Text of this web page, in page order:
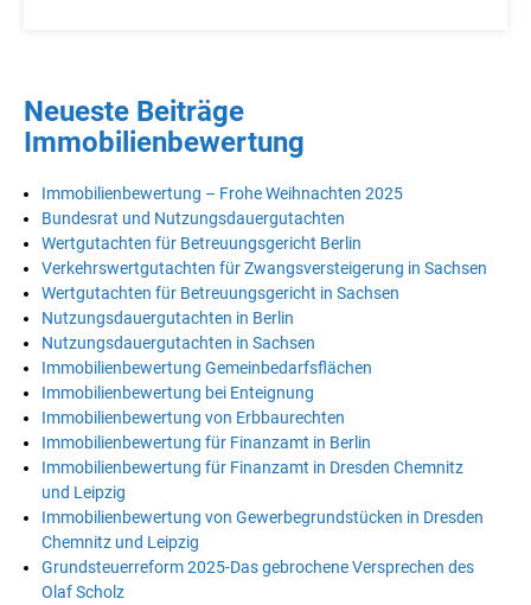
Neueste Beiträge
Immobilienbewertung
Immobilienbewertung – Frohe Weihnachten 2025
Bundesrat und Nutzungsdauergutachten
Wertgutachten für Betreuungsgericht Berlin
Verkehrswertgutachten für Zwangsversteigerung in Sachsen
Wertgutachten für Betreuungsgericht in Sachsen
Nutzungsdauergutachten in Berlin
Nutzungsdauergutachten in Sachsen
Immobilienbewertung Gemeinbedarfsflächen
Immobilienbewertung bei Enteignung
Immobilienbewertung von Erbbaurechten
Immobilienbewertung für Finanzamt in Berlin
Immobilienbewertung für Finanzamt in Dresden Chemnitz
und Leipzig
Immobilienbewertung von Gewerbegrundstücken in Dresden
Chemnitz und Leipzig
Grundsteuerreform 2025-Das gebrochene Versprechen des
Olaf Scholz